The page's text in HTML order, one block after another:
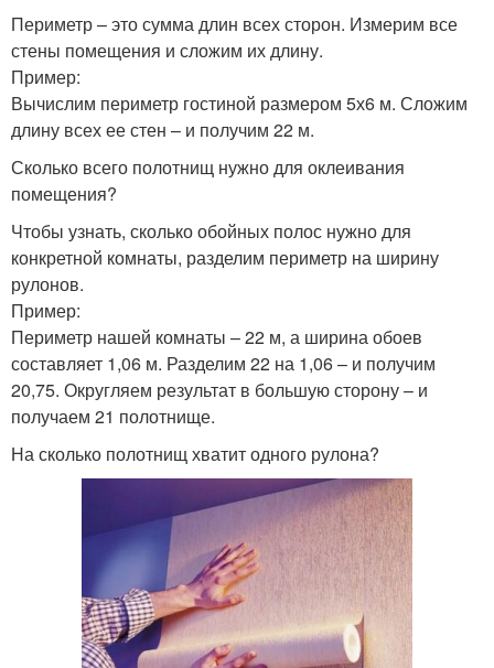
Периметр – это сумма длин всех сторон. Измерим все
стены помещения и сложим их длину.
Пример:
Вычислим периметр гостиной размером 5х6 м. Сложим
длину всех ее стен – и получим 22 м.
Сколько всего полотнищ нужно для оклеивания
помещения?
Чтобы узнать, сколько обойных полос нужно для
конкретной комнаты, разделим периметр на ширину
рулонов.
Пример:
Периметр нашей комнаты – 22 м, а ширина обоев
составляет 1,06 м. Разделим 22 на 1,06 – и получим
20,75. Округляем результат в большую сторону – и
получаем 21 полотнище.
На сколько полотнищ хватит одного рулона?